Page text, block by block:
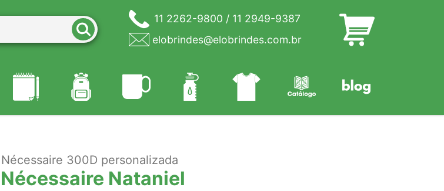
11 2262-9800 / 11 2949-9387
elobrindes@elobrindes.com.br
Nécessaire 300D personalizada
Nécessaire Nataniel